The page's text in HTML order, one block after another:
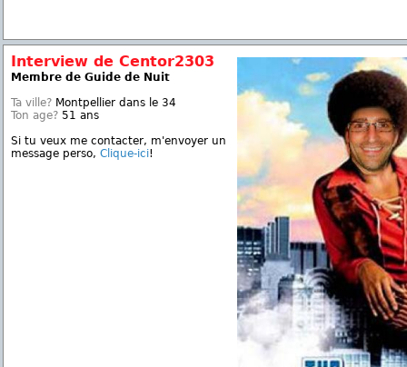
Interview de Centor2303
Membre de Guide de Nuit
Ta ville? Montpellier dans le 34
Ton age? 51 ans
Si tu veux me contacter, m'envoyer un
message perso, Clique-ici!